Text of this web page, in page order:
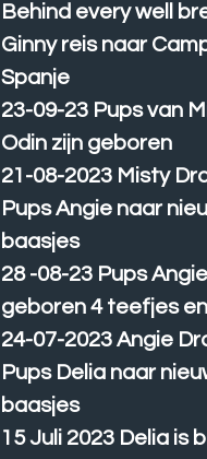
Behind every well
Ginny reis naar
Spanje
23-09-23 Pups van
Odin zijn geboren
21-08-2023 Misty
Pups Angie naar
baasjes
28 -08-23 Pups
geboren 4 teefjes
24-07-2023 Angie
Pups Delia naar
baasjes
15 Juli 2023 Delia is